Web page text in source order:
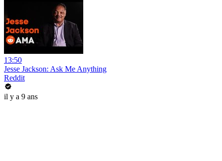
13:50
Jesse Jackson: Ask Me Anything
Reddit
il y a 9 ans